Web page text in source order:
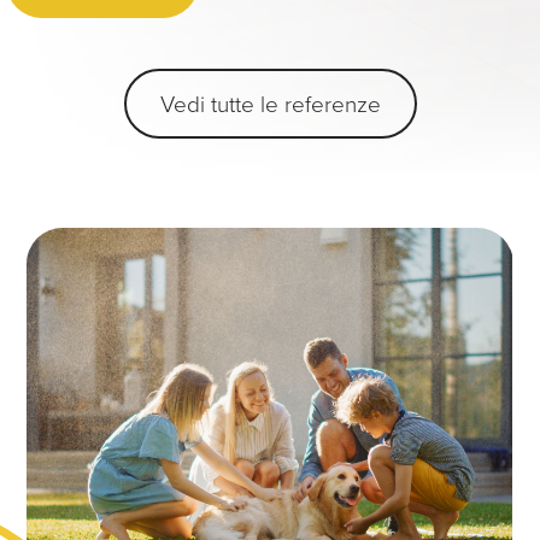
Vedi tutte le referenze